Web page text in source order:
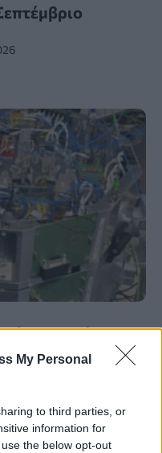
My Personal
to third parties, or
information for
the below opt-out
ανοίγει τον